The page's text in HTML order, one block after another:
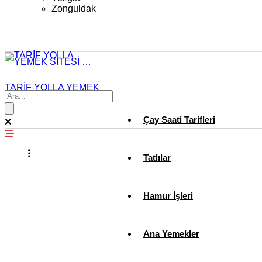
Zonguldak
TARİF YOLLA YEMEK
SİTESİ …
Çay Saati Tarifleri
Tatlılar
Hamur İşleri
Ana Yemekler